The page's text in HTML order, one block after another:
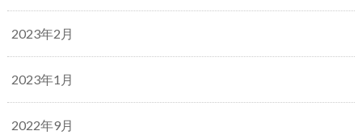
2023年2月
2023年1月
2022年9月